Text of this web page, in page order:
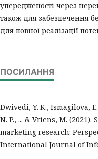
упередженості через
також для забезпечення
для повної реалізації
ПОСИЛАННЯ
Dwivedi, Y. K., Ismagilova,
N. P., ... & Vriens, M.
marketing research:
International Journal of